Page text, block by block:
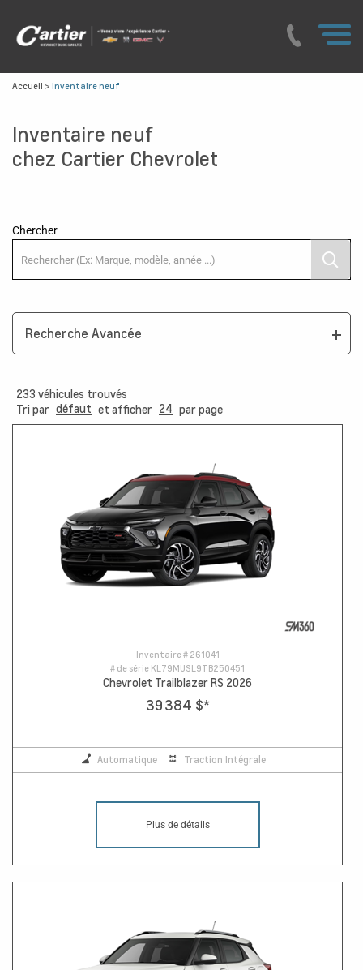
Accueil > Inventaire neuf
Inventaire neuf
chez Cartier Chevrolet
Chercher
Recherche Avancée
233 véhicules trouvés
Tri par défaut et afficher 24 par page
Inventaire # 261041
# de série KL79MUSL9TB250451
Chevrolet Trailblazer RS 2026
39 384 $*
Automatique Traction Intégrale
Plus de détails